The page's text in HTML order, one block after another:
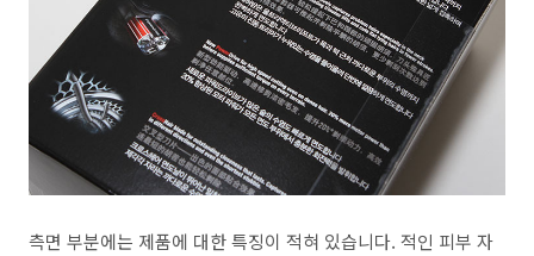
측면 부분에는 제품에 대한 특징이 적혀 있습니다. 적인 피부 자